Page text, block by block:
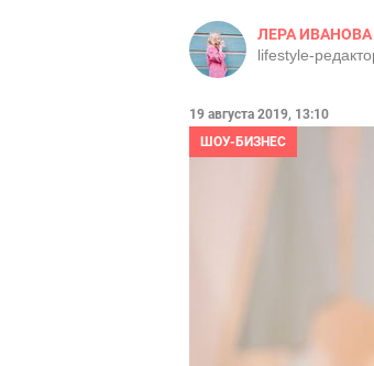
ЛЕРА ИВАНОВА
lifestyle-
19 августа 2019, 13:10
ШОУ-БИЗНЕС